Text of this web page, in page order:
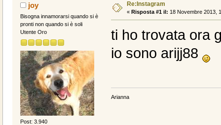
joy
Bisogna innamorarsi quando si è
pronti non quando si è soli
Utente Oro
Post: 3.940
Re:Instagram
« Risposta #1 il: 18 Novembre 2013,
ti ho trovata ora
io sono arijj88
Arianna